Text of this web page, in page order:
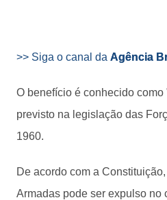
>> Siga o canal da Agência
O benefício é conhecido como
previsto na legislação das
1960.
De acordo com a
Armadas pode ser expulso no